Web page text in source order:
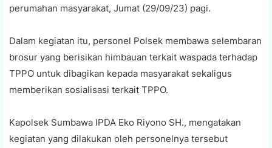
perumahan masyarakat, Jumat (29/09/23) pagi.
Dalam kegiatan itu, personel Polsek membawa selembaran
brosur yang berisikan himbauan terkait waspada terhadap
TPPO untuk dibagikan kepada masyarakat sekaligus
memberikan sosialisasi terkait TPPO.
Kapolsek Sumbawa IPDA Eko Riyono SH., mengatakan
kegiatan yang dilakukan oleh personelnya tersebut